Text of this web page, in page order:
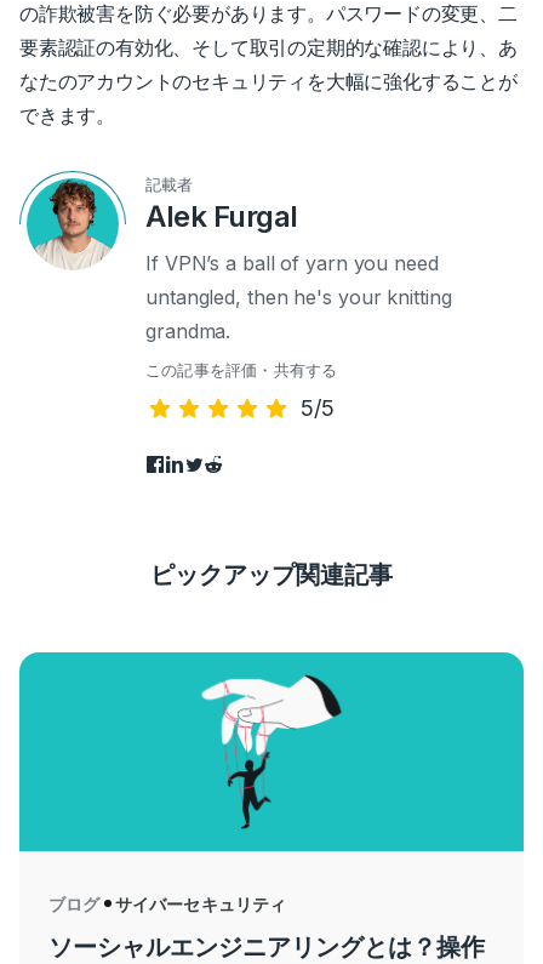
の詐欺被害を防ぐ必要があります。パスワードの変更、二
要素認証の有効化、そして取引の定期的な確認により、あ
なたのアカウントのセキュリティを大幅に強化することが
できます。
記載者
Alek Furgal
If VPN’s a ball of yarn you need
untangled, then he's your knitting
grandma.
この記事を評価・共有する
5/5
ピックアップ関連記事
ブログ サイバーセキュリティ
ソーシャルエンジニアリングとは？操作